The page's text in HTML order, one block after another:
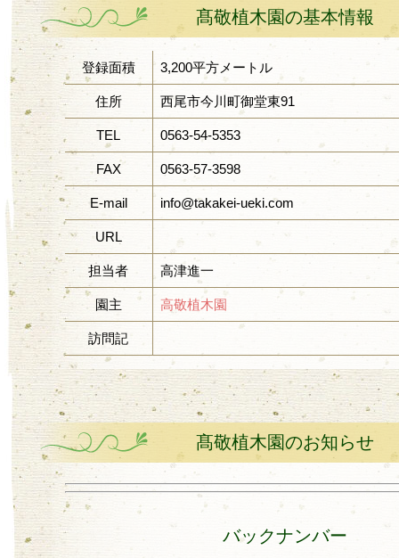
髙敬植木園の基本情報
登録面積 3,200平方メートル
住所 西尾市今川町御堂東91
TEL 0563-54-5353
FAX 0563-57-3598
E-mail info@takakei-ueki.com
URL
担当者 高津進一
園主 高敬植木園
訪問記
髙敬植木園のお知らせ
バックナンバー